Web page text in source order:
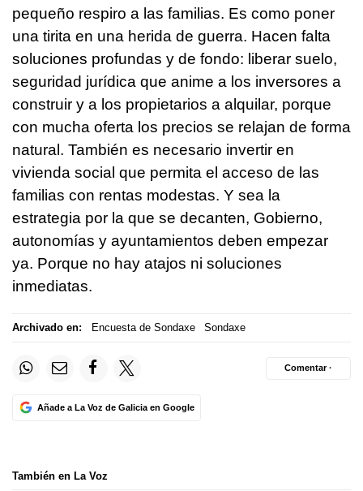
pequeño respiro a las familias. Es como poner
una tirita en una herida de guerra. Hacen falta
soluciones profundas y de fondo: liberar suelo,
seguridad jurídica que anime a los inversores a
construir y a los propietarios a alquilar, porque
con mucha oferta los precios se relajan de forma
natural. También es necesario invertir en
vivienda social que permita el acceso de las
familias con rentas modestas. Y sea la
estrategia por la que se decanten, Gobierno,
autonomías y ayuntamientos deben empezar
ya. Porque no hay atajos ni soluciones
inmediatas.
Archivado en: Encuesta de Sondaxe Sondaxe
Añade a La Voz de Galicia en Google
Comentar ·
También en La Voz